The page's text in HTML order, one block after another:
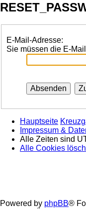
E-Mail-Adresse:
Sie müssen die E-
Hauptseite
Impressum &
Alle Zeiten sind
Alle Cookies
Powered by phpBB®